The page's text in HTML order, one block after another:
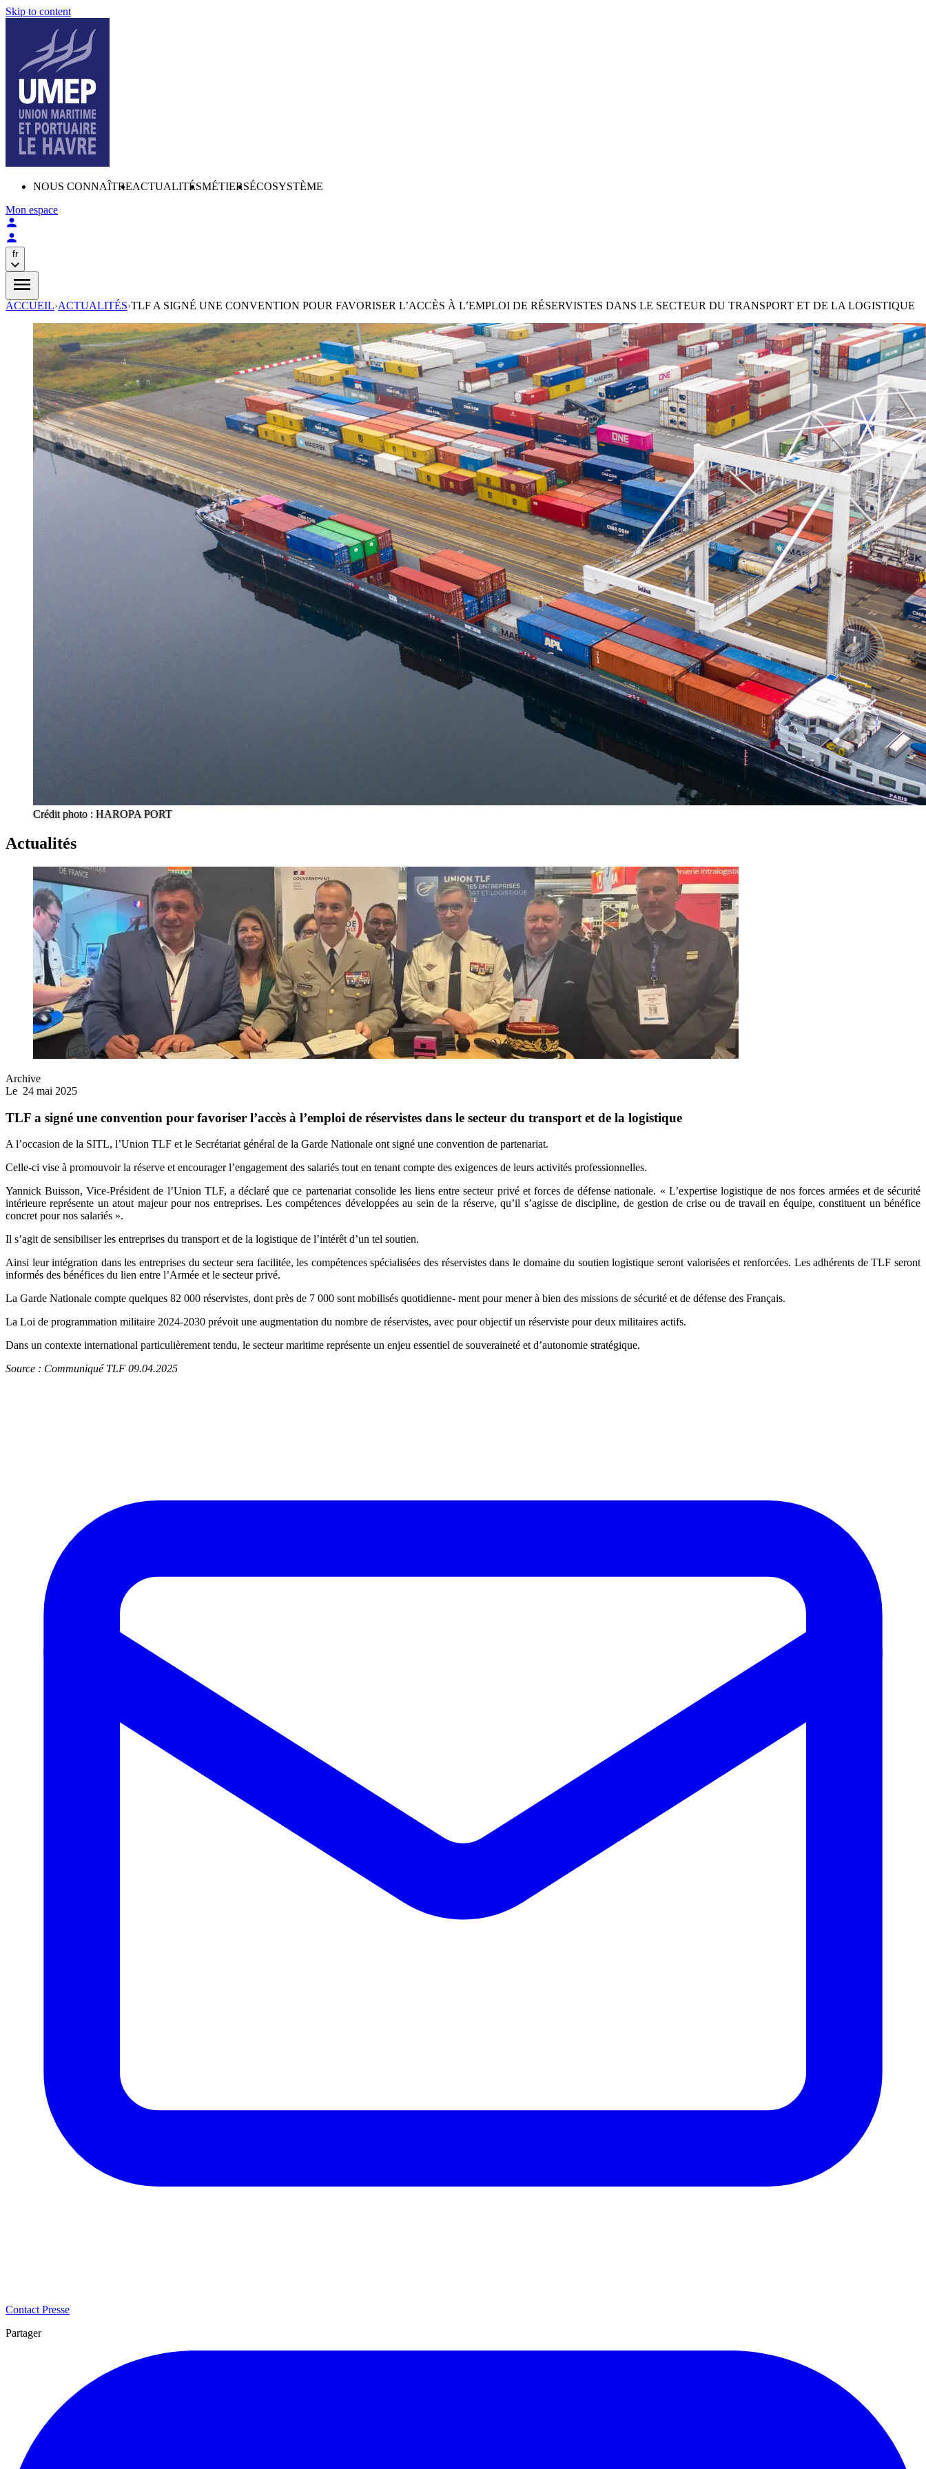
Skip to content
NOUS CONNAÎTREACTUALITÉSMÉTIERSÉCOSYSTÈME
Mon espace
fr
ACCUEIL›ACTUALITÉS›TLF A SIGNÉ UNE CONVENTION POUR FAVORISER L’ACCÈS À L’EMPLOI DE RÉSERVISTES DANS LE SECTEUR DU TRANSPORT ET DE LA LOGISTIQUE
Crédit photo : HAROPA PORT
Actualités
Archive
Le 24 mai 2025
TLF a signé une convention pour favoriser l’accès à l’emploi de réservistes dans le secteur du transport et de la logistique
A l’occasion de la SITL, l’Union TLF et le Secrétariat général de la Garde Nationale ont signé une convention de partenariat.
Celle-ci vise à promouvoir la réserve et encourager l’engagement des salariés tout en tenant compte des exigences de leurs activités professionnelles.
Yannick Buisson, Vice-Président de l’Union TLF, a déclaré que ce partenariat consolide les liens entre secteur privé et forces de défense nationale. « L’expertise logistique de nos forces armées et de sécurité
intérieure représente un atout majeur pour nos entreprises. Les compétences développées au sein de la réserve, qu’il s’agisse de discipline, de gestion de crise ou de travail en équipe, constituent un bénéfice
concret pour nos salariés ».
Il s’agit de sensibiliser les entreprises du transport et de la logistique de l’intérêt d’un tel soutien.
Ainsi leur intégration dans les entreprises du secteur sera facilitée, les compétences spécialisées des réservistes dans le domaine du soutien logistique seront valorisées et renforcées. Les adhérents de TLF seront
informés des bénéfices du lien entre l’Armée et le secteur privé.
La Garde Nationale compte quelques 82 000 réservistes, dont près de 7 000 sont mobilisés quotidienne- ment pour mener à bien des missions de sécurité et de défense des Français.
La Loi de programmation militaire 2024-2030 prévoit une augmentation du nombre de réservistes, avec pour objectif un réserviste pour deux militaires actifs.
Dans un contexte international particulièrement tendu, le secteur maritime représente un enjeu essentiel de souveraineté et d’autonomie stratégique.
Source : Communiqué TLF 09.04.2025
Contact Presse
Partager